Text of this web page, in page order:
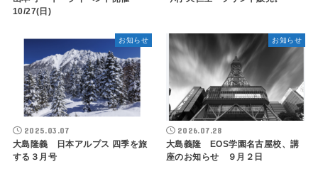
10/27(日)
お知らせ
2025.03.07
大島隆義 日本アルプス 四季を旅
する３月号
お知らせ
2026.07.28
大島義隆 EOS学園名古屋校、講
座のお知らせ ９月２日